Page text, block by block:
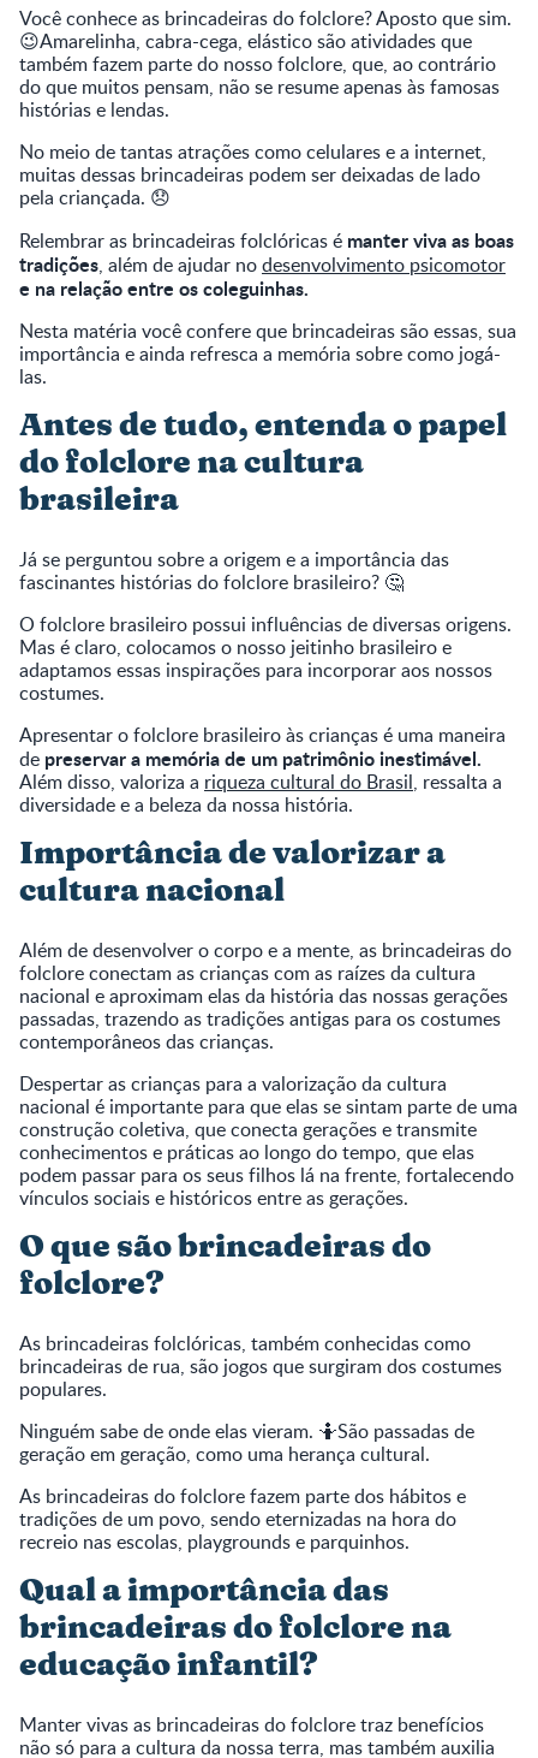
Você conhece as brincadeiras do folclore? Aposto que sim.
😉Amarelinha, cabra-cega, elástico são atividades que
também fazem parte do nosso folclore, que, ao contrário
do que muitos pensam, não se resume apenas às famosas
histórias e lendas.
No meio de tantas atrações como celulares e a internet,
muitas dessas brincadeiras podem ser deixadas de lado
pela criançada. 😞
Relembrar as brincadeiras folclóricas é manter viva as boas
tradições, além de ajudar nodesenvolvimento psicomotor
e na relação entre os coleguinhas.
Nesta matéria você confere que brincadeiras são essas, sua
importância e ainda refresca a memória sobre como jogá-
las.
Antes de tudo, entenda o papel
do folclore na cultura
brasileira
Já se perguntou sobre a origem e a importância das
fascinantes histórias do folclore brasileiro? 🤔
O folclore brasileiro possui influências de diversas origens.
Mas é claro, colocamos o nosso jeitinho brasileiro e
adaptamos essas inspirações para incorporar aos nossos
costumes.
Apresentar o folclore brasileiro às crianças é uma maneira
de preservar a memória de um patrimônio inestimável.
Além disso, valoriza a riqueza cultural do Brasil, ressalta a
diversidade e a beleza da nossa história.
Importância de valorizar a
cultura nacional
Além de desenvolver o corpo e a mente, as brincadeiras do
folclore conectam as crianças com as raízes da cultura
nacional e aproximam elas da história das nossas gerações
passadas, trazendo as tradições antigas para os costumes
contemporâneos das crianças.
Despertar as crianças para a valorização da cultura
nacional é importante para que elas se sintam parte de uma
construção coletiva, que conecta gerações e transmite
conhecimentos e práticas ao longo do tempo, que elas
podem passar para os seus filhos lá na frente, fortalecendo
vínculos sociais e históricos entre as gerações.
O que são brincadeiras do
folclore?
As brincadeiras folclóricas, também conhecidas como
brincadeiras de rua, são jogos que surgiram dos costumes
populares.
Ninguém sabe de onde elas vieram. 🤷São passadas de
geração em geração, como uma herança cultural.
As brincadeiras do folclore fazem parte dos hábitos e
tradições de um povo, sendo eternizadas na hora do
recreio nas escolas, playgrounds e parquinhos.
Qual a importância das
brincadeiras do folclore na
educação infantil?
Manter vivas as brincadeiras do folclore traz benefícios
não só para a cultura da nossa terra, mas também auxilia